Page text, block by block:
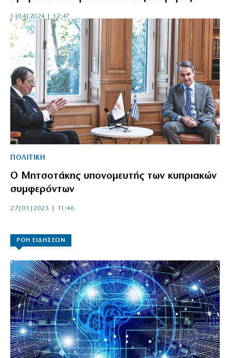
1|04|2024 | 12:47
ΠΟΛΙΤΙΚΗ
Ο Μητσοτάκης υπονομευτής των κυπριακών
συμφερόντων
27|03|2023 | 11:46
ΡΟΗ ΕΙΔΗΣΕΩΝ